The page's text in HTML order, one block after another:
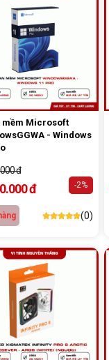
mềm Microsoft
- Windows
đ
đ -2%
(0)